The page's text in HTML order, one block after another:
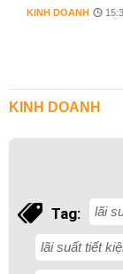
KINH DOANH
KINH DOANH
Tag: lãi
lãi suất tiết